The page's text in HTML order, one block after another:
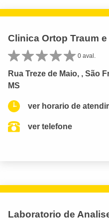
Clinica Ortop Traum
0 aval.
Rua Treze de Maio, , São
MS
ver horario de
ver telefone
Laboratorio de